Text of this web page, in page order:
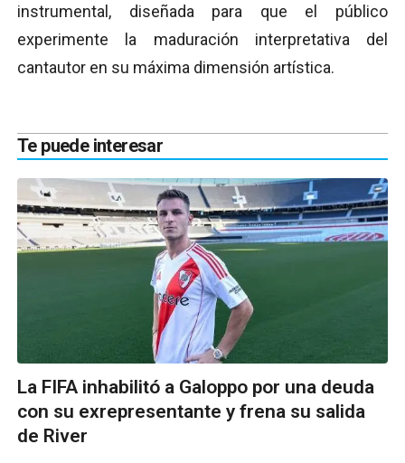
instrumental, diseñada para que el público
experimente la maduración interpretativa del
cantautor en su máxima dimensión artística.
Te puede interesar
La FIFA inhabilitó a Galoppo por una deuda
con su exrepresentante y frena su salida
de River